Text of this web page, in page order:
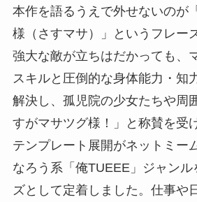
本作を語るうえで外せないのが
様（さすマサ）」というフレー
強大な敵が立ちはだかっても、
スキルと圧倒的な身体能力・知
解決し、孤児院の少女たちや周
すがマサツグ様！」と称賛を受
テンプレート展開がネットミー
なろう系「俺TUEEE」ジャン
ズとして定着しました。仕事や